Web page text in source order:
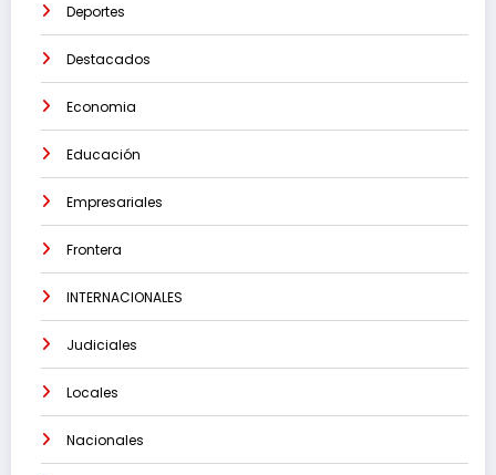
Deportes
Destacados
Economia
Educación
Empresariales
Frontera
INTERNACIONALES
Judiciales
Locales
Nacionales